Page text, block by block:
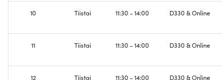
10 Tiistai 11:30 - 14:00 D330 & Online
11 Tiistai 11:30 - 14:00 D330 & Online
12 Tiistai 11:30 - 14:00 D330 & Online